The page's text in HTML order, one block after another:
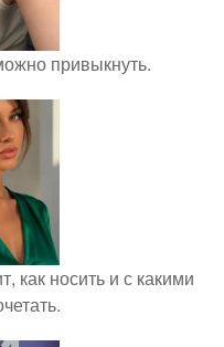
привыкнуть.
как носить и с какими